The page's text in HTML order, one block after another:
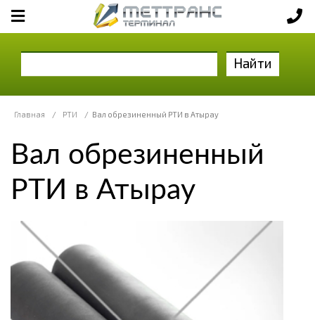
Найти
Главная / РТИ / Вал обрезиненный РТИ в Атырау
Вал обрезиненный
РТИ в Атырау